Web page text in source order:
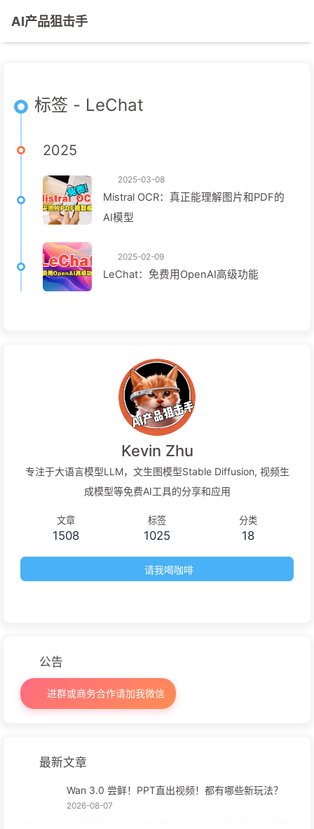
AI产品狙击手
标签 - LeChat
2025
2025-03-08
Mistral OCR：真正能理解图片和PDF的
AI模型
2025-02-09
LeChat：免费用OpenAI高级功能
Kevin Zhu
专注于大语言模型LLM，文生图模型Stable Diffusion, 视频生
成模型等免费AI工具的分享和应用
文章
1508
标签
1025
分类
18
请我喝咖啡
公告
进群或商务合作请加我微信
最新文章
Wan 3.0 尝鲜！PPT直出视频！都有哪些新玩法？
2026-08-07